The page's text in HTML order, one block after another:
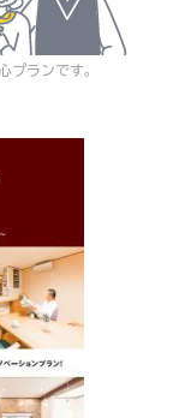
プランです。